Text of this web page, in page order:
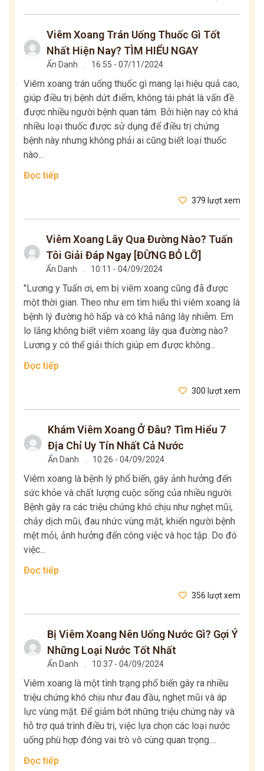
Viêm Xoang Trán Uống Thuốc Gì Tốt
Nhất Hiện Nay? TÌM HIỂU NGAY
Ẩn Danh 16:55 - 07/11/2024
Viêm xoang trán uống thuốc gì mang lại hiệu quả cao,
giúp điều trị bệnh dứt điểm, không tái phát là vấn đề
được nhiều người bệnh quan tâm. Bởi hiện nay có khá
nhiều loại thuốc được sử dụng để điều trị chứng
bệnh này nhưng không phải ai cũng biết loại thuốc
nào...
Đọc tiếp
379 lượt xem
Viêm Xoang Lây Qua Đường Nào? Tuấn
Tôi Giải Đáp Ngay [ĐỪNG BỎ LỠ]
Ẩn Danh 10:11 - 04/09/2024
"Lương y Tuấn ơi, em bị viêm xoang cũng đã được
một thời gian. Theo như em tìm hiểu thì viêm xoang là
bệnh lý đường hô hấp và có khả năng lây nhiễm. Em
lo lắng không biết viêm xoang lây qua đường nào?
Lương y có thể giải thích giúp em được không...
Đọc tiếp
300 lượt xem
Khám Viêm Xoang Ở Đâu? Tìm Hiểu 7
Địa Chỉ Uy Tín Nhất Cả Nước
Ẩn Danh 10:26 - 04/09/2024
Viêm xoang là bệnh lý phổ biến, gây ảnh hưởng đến
sức khỏe và chất lượng cuộc sống của nhiều người.
Bệnh gây ra các triệu chứng khó chịu như nghẹt mũi,
chảy dịch mũi, đau nhức vùng mặt, khiến người bệnh
mệt mỏi, ảnh hưởng đến công việc và học tập. Do đó
việc...
Đọc tiếp
356 lượt xem
Bị Viêm Xoang Nên Uống Nước Gì? Gợi Ý
Những Loại Nước Tốt Nhất
Ẩn Danh 10:37 - 04/09/2024
Viêm xoang là một tình trạng phổ biến gây ra nhiều
triệu chứng khó chịu như đau đầu, nghẹt mũi và áp
lực vùng mặt. Để giảm bớt những triệu chứng này và
hỗ trợ quá trình điều trị, việc lựa chọn các loại nước
uống phù hợp đóng vai trò vô cùng quan trọng....
Đọc tiếp